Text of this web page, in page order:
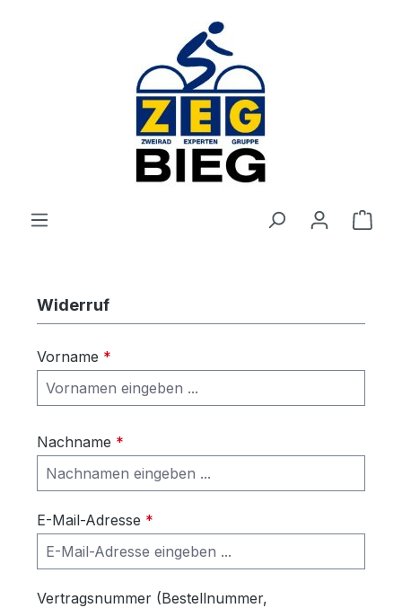
Widerruf
Vorname *
Nachname *
E-Mail-Adresse *
Vertragsnummer (Bestellnummer,